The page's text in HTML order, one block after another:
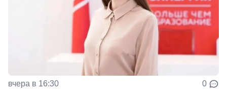
вчера в 16:30 0